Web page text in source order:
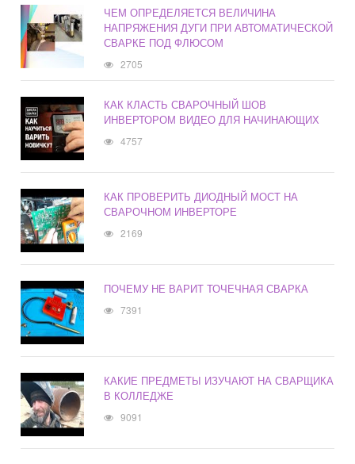
ЧЕМ ОПРЕДЕЛЯЕТСЯ ВЕЛИЧИНА
НАПРЯЖЕНИЯ ДУГИ ПРИ АВТОМАТИЧЕСКОЙ
СВАРКЕ ПОД ФЛЮСОМ
2705
КАК КЛАСТЬ СВАРОЧНЫЙ ШОВ
ИНВЕРТОРОМ ВИДЕО ДЛЯ НАЧИНАЮЩИХ
4757
КАК ПРОВЕРИТЬ ДИОДНЫЙ МОСТ НА
СВАРОЧНОМ ИНВЕРТОРЕ
2169
ПОЧЕМУ НЕ ВАРИТ ТОЧЕЧНАЯ СВАРКА
7391
КАКИЕ ПРЕДМЕТЫ ИЗУЧАЮТ НА СВАРЩИКА
В КОЛЛЕДЖЕ
9091